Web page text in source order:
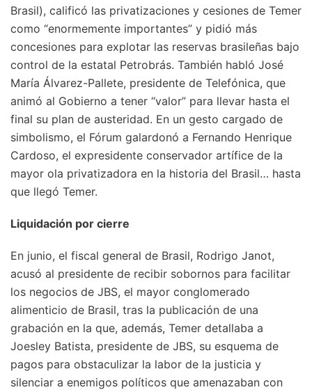
Brasil), calificó las privatizaciones y cesiones de Temer
como “enormemente importantes” y pidió más
concesiones para explotar las reservas brasileñas bajo
control de la estatal Petrobrás. También habló José
María Álvarez-Pallete, presidente de Telefónica, que
animó al Gobierno a tener “valor” para llevar hasta el
final su plan de austeridad. En un gesto cargado de
simbolismo, el Fórum galardonó a Fernando Henrique
Cardoso, el expresidente conservador artífice de la
mayor ola privatizadora en la historia del Brasil… hasta
que llegó Temer.
Liquidación por cierre
En junio, el fiscal general de Brasil, Rodrigo Janot,
acusó al presidente de recibir sobornos para facilitar
los negocios de JBS, el mayor conglomerado
alimenticio de Brasil, tras la publicación de una
grabación en la que, además, Temer detallaba a
Joesley Batista, presidente de JBS, su esquema de
pagos para obstaculizar la labor de la justicia y
silenciar a enemigos políticos que amenazaban con